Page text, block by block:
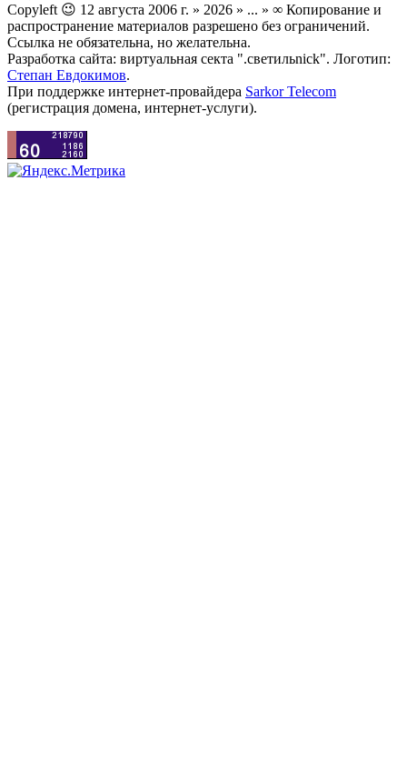
Copyleft 😉 12 августа 2006 г. » 2026 » ... » ∞ Копирование и
распространение материалов разрешено без ограничений.
Ссылка не обязательна, но желательна.
Разработка сайта: виртуальная секта ".светильnick". Логотип:
Степан Евдокимов.
При поддержке интернет-провайдера Sarkor Telecom
(регистрация домена, интернет-услуги).